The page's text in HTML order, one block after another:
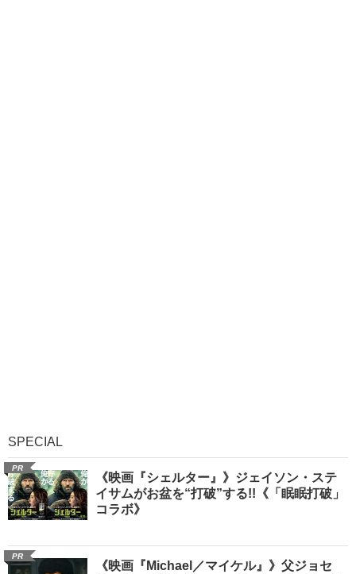
SPECIAL
PR
《映画『シェルター』》ジェイソン・ステ
イサムがお盆を“打破”する!!《「眠眠打破」
コラボ》
PR
《映画『Michael／マイケル』》父ジョセ